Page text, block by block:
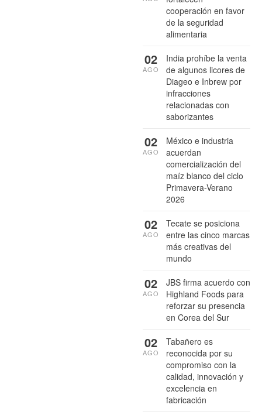
cooperación en favor
de la seguridad
alimentaria
India prohíbe la venta
de algunos licores de
Diageo e Inbrew por
infracciones
relacionadas con
saborizantes
02
AGO
México e industria
acuerdan
comercialización del
maíz blanco del ciclo
Primavera-Verano
2026
02
AGO
Tecate se posiciona
entre las cinco marcas
más creativas del
mundo
02
AGO
JBS firma acuerdo con
Highland Foods para
reforzar su presencia
en Corea del Sur
02
AGO
Tabañero es
reconocida por su
compromiso con la
calidad, innovación y
excelencia en
fabricación
02
AGO